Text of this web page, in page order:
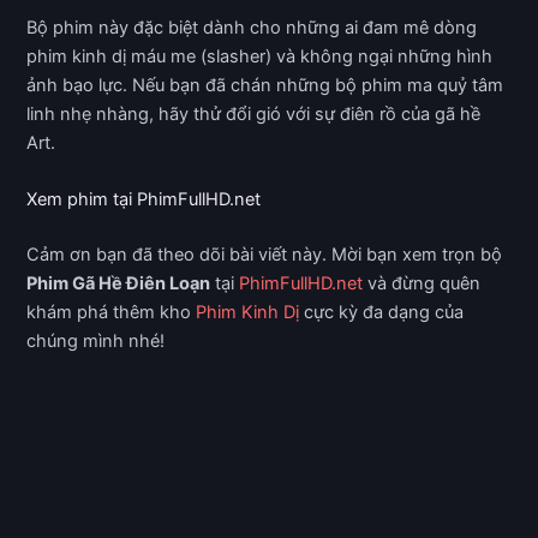
Bộ phim này đặc biệt dành cho những ai đam mê dòng
phim kinh dị máu me (slasher) và không ngại những hình
ảnh bạo lực. Nếu bạn đã chán những bộ phim ma quỷ tâm
linh nhẹ nhàng, hãy thử đổi gió với sự điên rồ của gã hề
Art.
Xem phim tại PhimFullHD.net
Cảm ơn bạn đã theo dõi bài viết này. Mời bạn xem trọn bộ
Phim Gã Hề Điên Loạn tại PhimFullHD.net và đừng quên
khám phá thêm kho Phim Kinh Dị cực kỳ đa dạng của
chúng mình nhé!